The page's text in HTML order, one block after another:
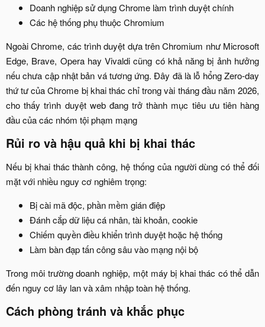
Doanh nghiệp sử dụng Chrome làm trình duyệt chính​
Các hệ thống phụ thuộc Chromium​
Ngoài Chrome, các trình duyệt dựa trên Chromium như Microsoft
Edge, Brave, Opera hay Vivaldi cũng có khả năng bị ảnh hưởng
nếu chưa cập nhật bản vá tương ứng. Đây đã là lỗ hổng Zero-day
thứ tư của Chrome bị khai thác chỉ trong vài tháng đầu năm 2026,
cho thấy trình duyệt web đang trở thành mục tiêu ưu tiên hàng
đầu của các nhóm tội phạm mạng​
Rủi ro và hậu quả khi bị khai thác
Nếu bị khai thác thành công, hệ thống của người dùng có thể đối
mặt với nhiều nguy cơ nghiêm trọng:​
Bị cài mã độc, phần mềm gián điệp​
Đánh cắp dữ liệu cá nhân, tài khoản, cookie​
Chiếm quyền điều khiển trình duyệt hoặc hệ thống​
Làm bàn đạp tấn công sâu vào mạng nội bộ​
Trong môi trường doanh nghiệp, một máy bị khai thác có thể dẫn
đến nguy cơ lây lan và xâm nhập toàn hệ thống.​
Cách phòng tránh và khắc phục